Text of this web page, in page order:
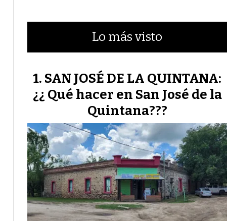
Lo más visto
SAN JOSÉ DE LA QUINTANA:
¿¿ Qué hacer en San José de la
Quintana???